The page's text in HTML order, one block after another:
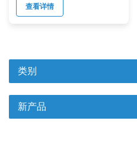
查看详情
类别
新产品